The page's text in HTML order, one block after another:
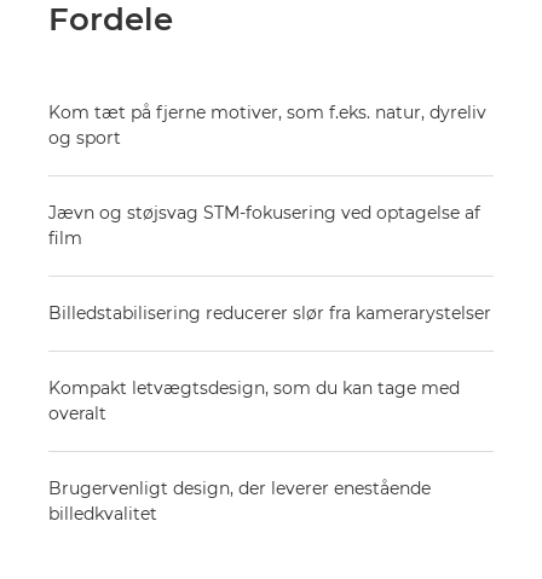
Fordele
Kom tæt på fjerne motiver, som f.eks. natur, dyreliv
og sport
Jævn og støjsvag STM-fokusering ved optagelse af
film
Billedstabilisering reducerer slør fra kamerarystelser
Kompakt letvægtsdesign, som du kan tage med
overalt
Brugervenligt design, der leverer enestående
billedkvalitet